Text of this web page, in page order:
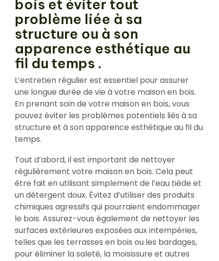
bois et éviter tout
problème liée à sa
structure ou à son
apparence esthétique au
fil du temps .
L’entretien régulier est essentiel pour assurer
une longue durée de vie à votre maison en bois.
En prenant soin de votre maison en bois, vous
pouvez éviter les problèmes potentiels liés à sa
structure et à son apparence esthétique au fil du
temps.
Tout d’abord, il est important de nettoyer
régulièrement votre maison en bois. Cela peut
être fait en utilisant simplement de l’eau tiède et
un détergent doux. Évitez d’utiliser des produits
chimiques agressifs qui pourraient endommager
le bois. Assurez-vous également de nettoyer les
surfaces extérieures exposées aux intempéries,
telles que les terrasses en bois ou les bardages,
pour éliminer la saleté, la moisissure et autres